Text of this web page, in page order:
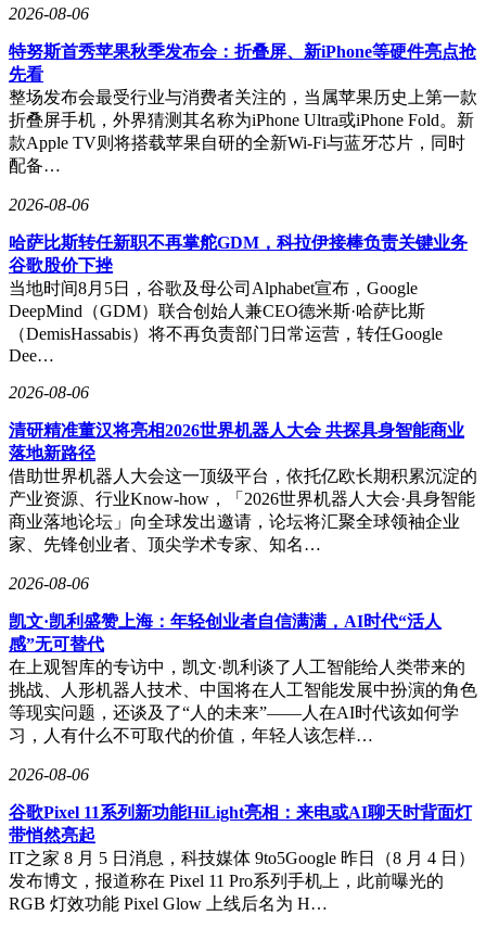
路，科大讯飞再次展现了其在人工智能领域的技术积淀。随着
AI算力于一身的产品，能否在消费电子领域开辟新的增长赛
道。
2026-08-06
特努斯首秀苹果秋季发布会：折叠屏、新iPhone等硬件亮点抢
先看
整场发布会最受行业与消费者关注的，当属苹果历史上第一款
折叠屏手机，外界猜测其名称为iPhone Ultra或iPhone Fold。新
款Apple TV则将搭载苹果自研的全新Wi‑Fi与蓝牙芯片，同时
配备…
2026-08-06
哈萨比斯转任新职不再掌舵GDM，科拉伊接棒负责关键业务
谷歌股价下挫
当地时间8月5日，谷歌及母公司Alphabet宣布，Google
DeepMind（GDM）联合创始人兼CEO德米斯·哈萨比斯
（DemisHassabis）将不再负责部门日常运营，转任Google
Dee…
2026-08-06
清研精准董汉将亮相2026世界机器人大会 共探具身智能商业
落地新路径
借助世界机器人大会这一顶级平台，依托亿欧长期积累沉淀的
产业资源、行业Know-how，「2026世界机器人大会·具身智能
商业落地论坛」向全球发出邀请，论坛将汇聚全球领袖企业
家、先锋创业者、顶尖学术专家、知名…
2026-08-06
凯文·凯利盛赞上海：年轻创业者自信满满，AI时代“活人
感”无可替代
在上观智库的专访中，凯文·凯利谈了人工智能给人类带来的
挑战、人形机器人技术、中国将在人工智能发展中扮演的角色
等现实问题，还谈及了“人的未来”——人在AI时代该如何学
习，人有什么不可取代的价值，年轻人该怎样…
2026-08-06
谷歌Pixel 11系列新功能HiLight亮相：来电或AI聊天时背面灯
带悄然亮起
IT之家 8 月 5 日消息，科技媒体 9to5Google 昨日（8 月 4 日）
发布博文，报道称在 Pixel 11 Pro系列手机上，此前曝光的
RGB 灯效功能 Pixel Glow 上线后名为 H…